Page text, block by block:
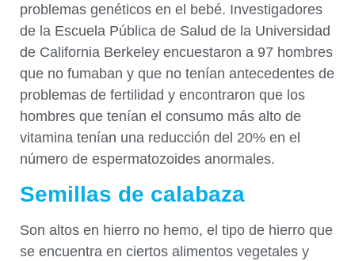
problemas genéticos en el bebé. Investigadores
de la Escuela Pública de Salud de la Universidad
de California Berkeley encuestaron a 97 hombres
que no fumaban y que no tenían antecedentes de
problemas de fertilidad y encontraron que los
hombres que tenían el consumo más alto de
vitamina tenían una reducción del 20% en el
número de espermatozoides anormales.
Semillas de calabaza
Son altos en hierro no hemo, el tipo de hierro que
se encuentra en ciertos alimentos vegetales y